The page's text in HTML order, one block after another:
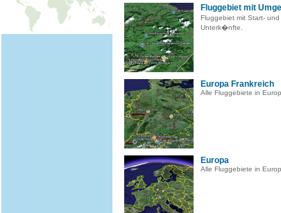
Fluggebiet mit
Fluggebiet mit Start-
Unterk�nfte.
Europa Frankreich
Alle Fluggebiete in
Europa
Alle Fluggebiete in